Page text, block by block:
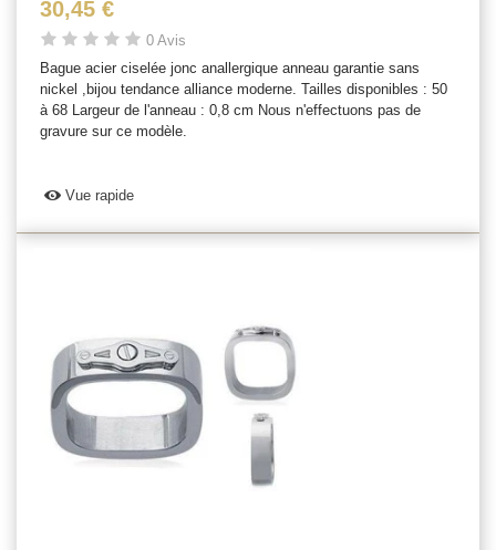
30,45 €
0 Avis
Bague acier ciselée jonc anallergique anneau garantie sans
nickel ,bijou tendance alliance moderne. Tailles disponibles : 50
à 68 Largeur de l'anneau : 0,8 cm Nous n'effectuons pas de
gravure sur ce modèle.
Vue rapide